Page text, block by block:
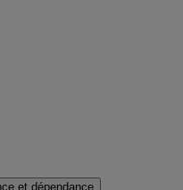
et dépendance